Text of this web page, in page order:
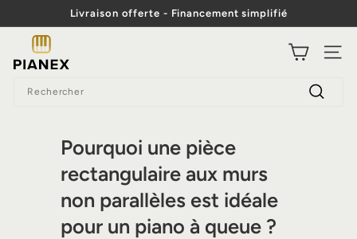
contenu
Diaporama
Livraison offerte - Financement simplifié
i
Pourquoi une pièce
rectangulaire aux murs
non parallèles est idéale
pour un piano à queue ?